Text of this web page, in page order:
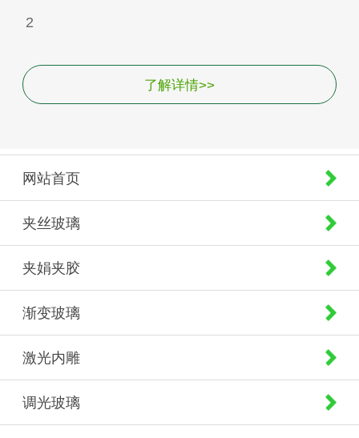
2
了解详情>>
网站首页
夹丝玻璃
夹娟夹胶
渐变玻璃
激光内雕
调光玻璃